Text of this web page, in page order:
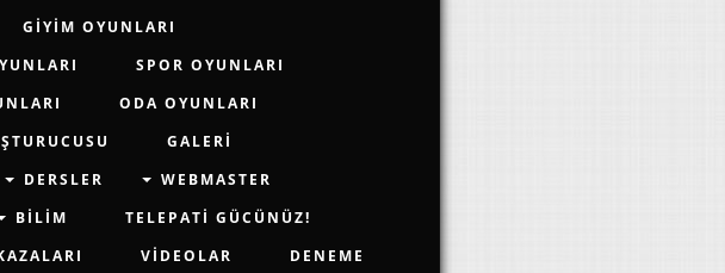
GIYIM OYUNLARI
SPOR OYUNLARI
ODA OYUNLARI
GALERI
DERSLER
WEBMASTER
BILIM
TELEPATI GÜCÜNÜZ!
VIDEOLAR
DENEME